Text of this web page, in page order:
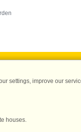
- CVR: 67324013
- BIC/Swift Code :
settings, improve our
houses.